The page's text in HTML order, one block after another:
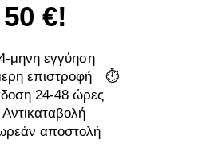
50 €!
μηνη εγγύηση
επιστροφή ⏱️
24-48 ώρες
αποστολή